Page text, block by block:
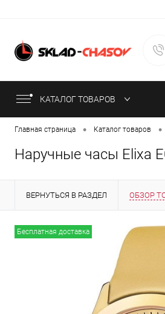
КАТАЛОГ ТОВАРОВ
Главная страница • Каталог товаров •
Наручные часы Elixa
ВЕРНУТЬСЯ В РАЗДЕЛ ОБЗОР
ИНФОРМАЦИЯ ОБ ОПЛАТЕ
Бесплатная доставка